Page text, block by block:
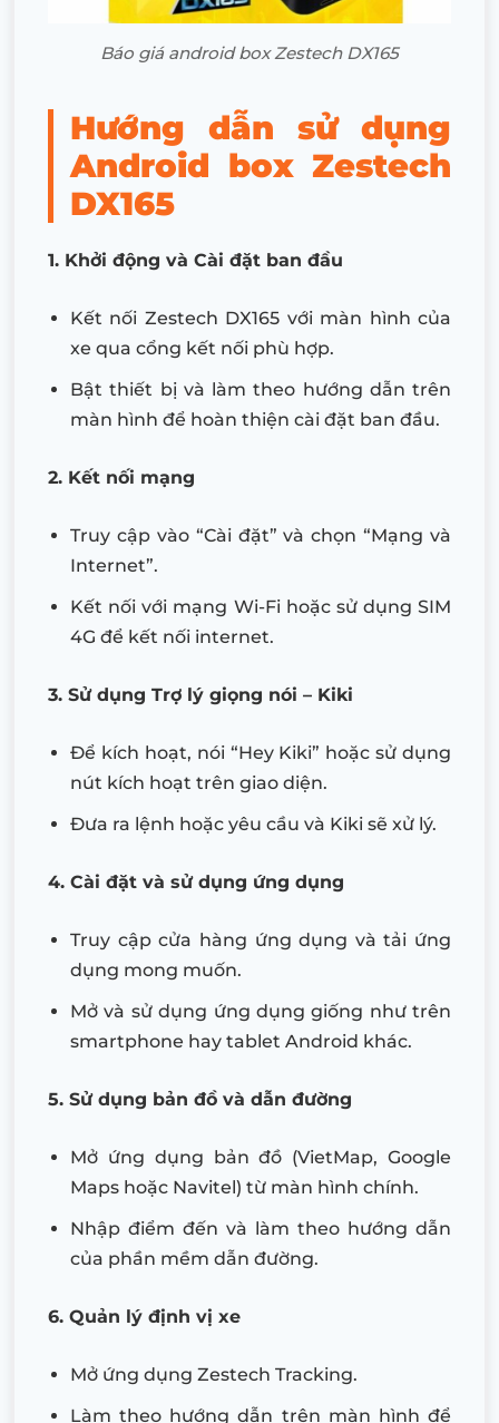
Báo giá android box Zestech DX165
Hướng dẫn sử dụng
Android box Zestech
DX165
1. Khởi động và Cài đặt ban đầu
Kết nối Zestech DX165 với màn hình của
xe qua cổng kết nối phù hợp.
Bật thiết bị và làm theo hướng dẫn trên
màn hình để hoàn thiện cài đặt ban đầu.
2. Kết nối mạng
Truy cập vào “Cài đặt” và chọn “Mạng và
Internet”.
Kết nối với mạng Wi-Fi hoặc sử dụng SIM
4G để kết nối internet.
3. Sử dụng Trợ lý giọng nói – Kiki
Để kích hoạt, nói “Hey Kiki” hoặc sử dụng
nút kích hoạt trên giao diện.
Đưa ra lệnh hoặc yêu cầu và Kiki sẽ xử lý.
4. Cài đặt và sử dụng ứng dụng
Truy cập cửa hàng ứng dụng và tải ứng
dụng mong muốn.
Mở và sử dụng ứng dụng giống như trên
smartphone hay tablet Android khác.
5. Sử dụng bản đồ và dẫn đường
Mở ứng dụng bản đồ (VietMap, Google
Maps hoặc Navitel) từ màn hình chính.
Nhập điểm đến và làm theo hướng dẫn
của phần mềm dẫn đường.
6. Quản lý định vị xe
Mở ứng dụng Zestech Tracking.
Làm theo hướng dẫn trên màn hình để